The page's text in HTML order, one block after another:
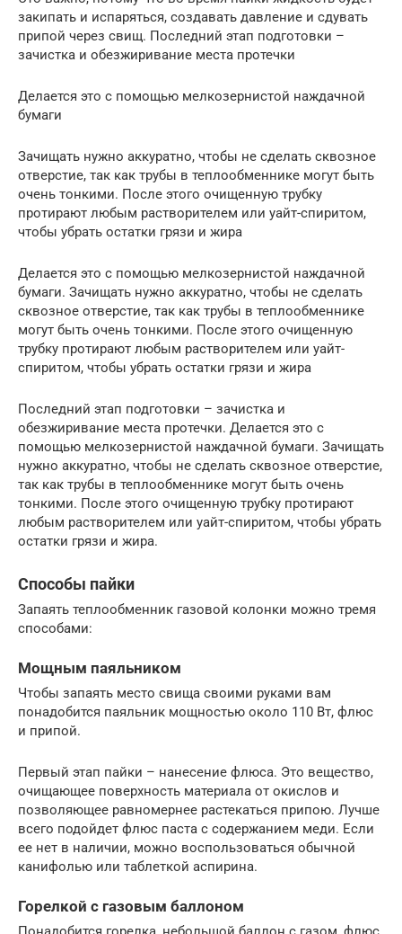
закипать и испаряться, создавать давление и сдувать
припой через свищ. Последний этап подготовки –
зачистка и обезжиривание места протечки
Делается это с помощью мелкозернистой наждачной
бумаги
Зачищать нужно аккуратно, чтобы не сделать сквозное
отверстие, так как трубы в теплообменнике могут быть
очень тонкими. После этого очищенную трубку
протирают любым растворителем или уайт-спиритом,
чтобы убрать остатки грязи и жира
Делается это с помощью мелкозернистой наждачной
бумаги. Зачищать нужно аккуратно, чтобы не сделать
сквозное отверстие, так как трубы в теплообменнике
могут быть очень тонкими. После этого очищенную
трубку протирают любым растворителем или уайт-
спиритом, чтобы убрать остатки грязи и жира
Последний этап подготовки – зачистка и
обезжиривание места протечки. Делается это с
помощью мелкозернистой наждачной бумаги. Зачищать
нужно аккуратно, чтобы не сделать сквозное отверстие,
так как трубы в теплообменнике могут быть очень
тонкими. После этого очищенную трубку протирают
любым растворителем или уайт-спиритом, чтобы убрать
остатки грязи и жира.
Способы пайки
Запаять теплообменник газовой колонки можно тремя
способами:
Мощным паяльником
Чтобы запаять место свища своими руками вам
понадобится паяльник мощностью около 110 Вт, флюс
и припой.
Первый этап пайки – нанесение флюса. Это вещество,
очищающее поверхность материала от окислов и
позволяющее равномернее растекаться припою. Лучше
всего подойдет флюс паста с содержанием меди. Если
ее нет в наличии, можно воспользоваться обычной
канифолью или таблеткой аспирина.
Горелкой с газовым баллоном